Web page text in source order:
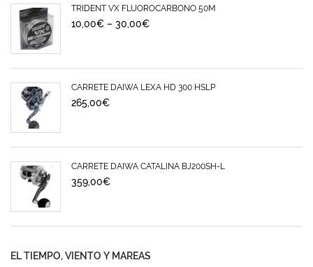
TRIDENT VX FLUOROCARBONO 50M
10,00€ – 30,00€
CARRETE DAIWA LEXA HD 300 HSLP
265,00€
CARRETE DAIWA CATALINA BJ200SH-L
359,00€
EL TIEMPO, VIENTO Y MAREAS